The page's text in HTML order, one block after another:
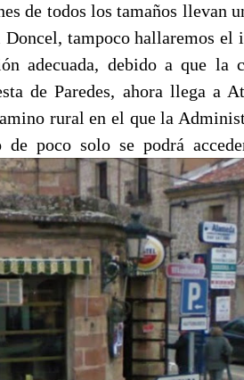
de todos los tamaños llevan
tampoco hallaremos el
adecuada, debido a que la
de Paredes, ahora llega a
rural en el que la
poco solo se podrá